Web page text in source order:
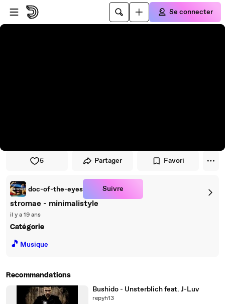
Passer au player
Passer au contenu principal
Se connecter
5 Partager Favori
doc-of-the-eyes Suivre
stromae - minimalistyle
il y a 19 ans
Catégorie
🎵 Musique
Recommandations
Bushido - Unsterblich feat. J-Luv
repyh13